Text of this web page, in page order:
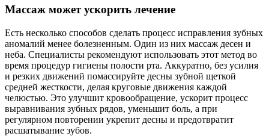
Массаж может ускорить лечение
Есть несколько способов сделать процесс исправления зубных
аномалий менее болезненным. Один из них массаж десен и
неба. Специалисты рекомендуют использовать этот метод во
время процедур гигиены полости рта. Аккуратно, без усилия
и резких движений помассируйте десны зубной щеткой
средней жесткости, делая круговые движения каждой
челюстью. Это улучшит кровообращение, ускорит процесс
выравнивания зубных рядов, уменьшит боль, а при
регулярном повторении укрепит десны и предотвратит
расшатывание зубов.